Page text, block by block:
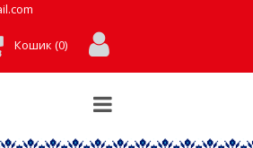
Кошик (0)